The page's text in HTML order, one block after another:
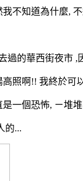
不知道為什麼,
過的華西街夜市
照啊!! 我終於可
一個恐怖, ㄧ堆
的...